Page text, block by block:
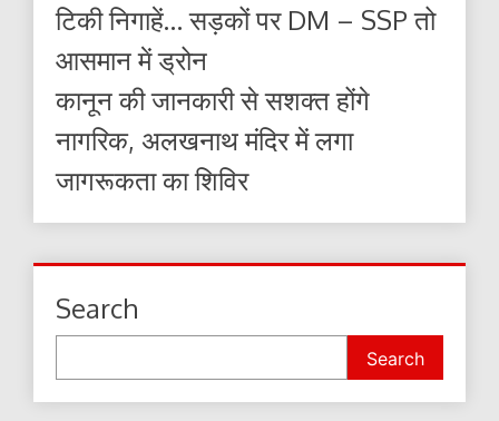
टिकी निगाहें… सड़कों पर DM – SSP तो
आसमान में ड्रोन
कानून की जानकारी से सशक्त होंगे
नागरिक, अलखनाथ मंदिर में लगा
जागरूकता का शिविर
Search
Search